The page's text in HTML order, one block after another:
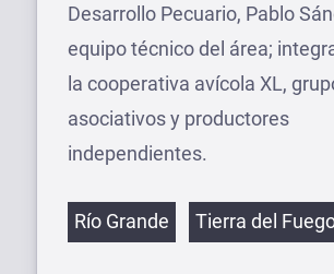
Desarrollo Pecuario, Pablo
equipo técnico del área;
la cooperativa avícola XL,
asociativos y productores
independientes.
Etiquetas
Río Grande Tierra del